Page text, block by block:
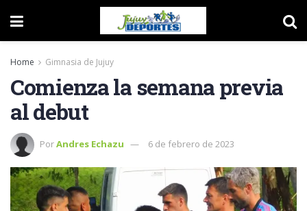
Home Gimnasia de Jujuy
Comienza la semana previa
al debut
PorAndres Echazu 6 de febrero de 2023